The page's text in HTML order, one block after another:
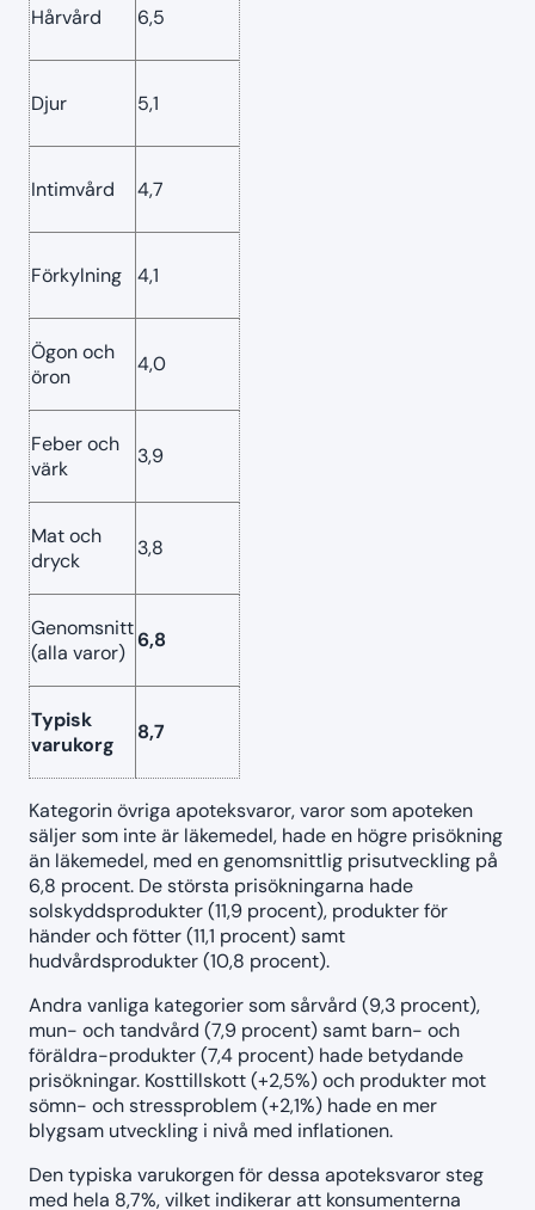
Hårvård 6,5
Djur 5,1
Intimvård 4,7
Förkylning 4,1
Ögon och
öron
4,0
Feber och
värk
3,9
Mat och
dryck
3,8
Genomsnitt
(alla varor)
6,8
Typisk
varukorg
8,7
Kategorin övriga apoteksvaror, varor som apoteken
säljer som inte är läkemedel, hade en högre prisökning
än läkemedel, med en genomsnittlig prisutveckling på
6,8 procent. De största prisökningarna hade
solskyddsprodukter (11,9 procent), produkter för
händer och fötter (11,1 procent) samt
hudvårdsprodukter (10,8 procent).
Andra vanliga kategorier som sårvård (9,3 procent),
mun- och tandvård (7,9 procent) samt barn- och
föräldra-produkter (7,4 procent) hade betydande
prisökningar. Kosttillskott (+2,5%) och produkter mot
sömn- och stressproblem (+2,1%) hade en mer
blygsam utveckling i nivå med inflationen.
Den typiska varukorgen för dessa apoteksvaror steg
med hela 8,7%, vilket indikerar att konsumenterna